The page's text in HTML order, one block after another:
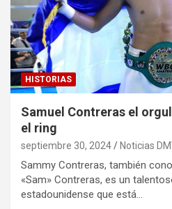
HISTORIAS
Samuel Contreras el
el ring
septiembre 30, 2024 Noticias
Sammy Contreras, también
«Sam» Contreras, es un
estadounidense que está…